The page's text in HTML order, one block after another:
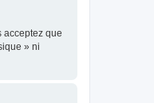
acceptez que
» ni